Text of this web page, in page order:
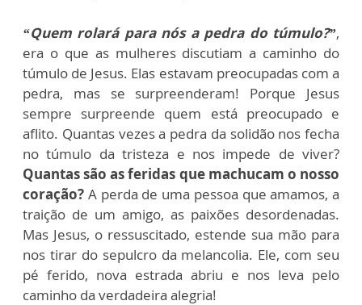
“Quem rolará para nós a pedra do túmulo?”,
era o que as mulheres discutiam a caminho do
túmulo de Jesus. Elas estavam preocupadas com a
pedra, mas se surpreenderam! Porque Jesus
sempre surpreende quem está preocupado e
aflito. Quantas vezes a pedra da solidão nos fecha
no túmulo da tristeza e nos impede de viver?
Quantas são as feridas que machucam o nosso
coração? A perda de uma pessoa que amamos, a
traição de um amigo, as paixões desordenadas.
Mas Jesus, o ressuscitado, estende sua mão para
nos tirar do sepulcro da melancolia. Ele, com seu
pé ferido, nova estrada abriu e nos leva pelo
caminho da verdadeira alegria!